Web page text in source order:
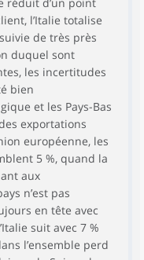
l’Italie totalise
de très près
duquel sont
les incertitudes
bien
et les Pays-Bas
exportations
européenne, les
5 %, quand la
aux
n’est pas
en tête avec
suit avec 7 %
l’ensemble perd